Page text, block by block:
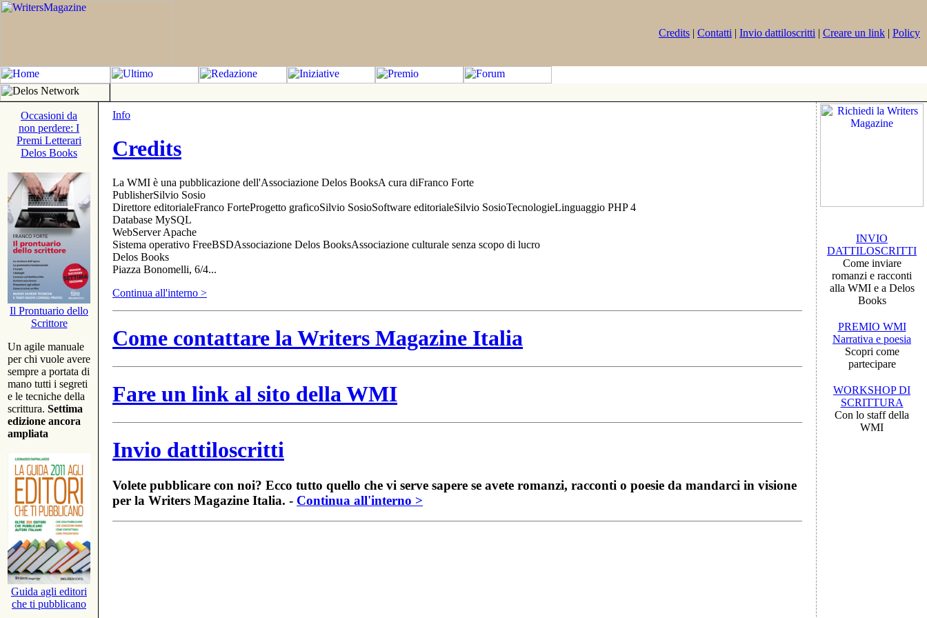
Credits | Contatti | Invio dattiloscritti | Creare un link | Policy
Occasioni da
non perdere: I
Premi Letterari
Delos Books
Il Prontuario dello
Scrittore
Un agile manuale
per chi vuole avere
sempre a portata di
mano tutti i segreti
e le tecniche della
scrittura. Settima
edizione ancora
ampliata
Guida agli editori
che ti pubblicano
Info
Credits
La WMI è una pubblicazione dell'Associazione Delos BooksA cura diFranco Forte
PublisherSilvio Sosio
Direttore editorialeFranco ForteProgetto graficoSilvio SosioSoftware editorialeSilvio SosioTecnologieLinguaggio PHP 4
Database MySQL
WebServer Apache
Sistema operativo FreeBSDAssociazione Delos BooksAssociazione culturale senza scopo di lucro
Delos Books
Piazza Bonomelli, 6/4...
Continua all'interno >
Come contattare la Writers Magazine Italia
Fare un link al sito della WMI
Invio dattiloscritti
Volete pubblicare con noi? Ecco tutto quello che vi serve sapere se avete romanzi, racconti o poesie da mandarci in visione
per la Writers Magazine Italia. - Continua all'interno >
INVIO
DATTILOSCRITTI
Come inviare
romanzi e racconti
alla WMI e a Delos
Books
PREMIO WMI
Narrativa e poesia
Scopri come
partecipare
WORKSHOP DI
SCRITTURA
Con lo staff della
WMI